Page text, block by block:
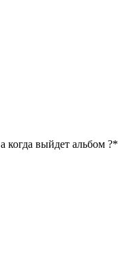
а когда выйдет альбом ?*